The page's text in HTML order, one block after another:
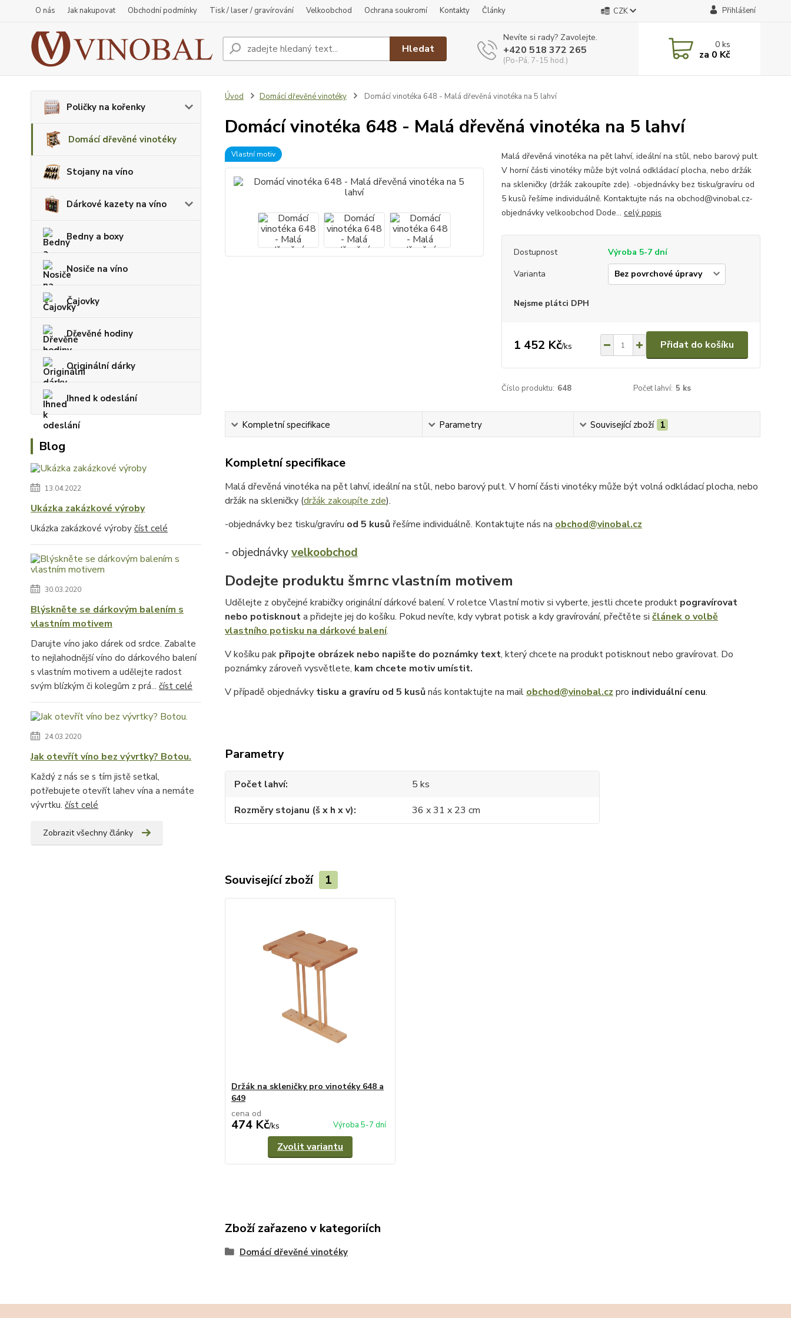
O nás Jak nakupovat Obchodní podmínky Tisk / laser / gravírování Velkoobchod Ochrana soukromí Kontakty Články CZK Přihlášení
Hledat
Nevíte si rady? Zavolejte.
+420 518 372 265
(Po-Pá, 7-15 hod.)
0ks
za 0 Kč
Poličky na kořenky
Domácí dřevěné vinotéky
Stojany na víno
Dárkové kazety na víno
Bedny a boxy
Nosiče na víno
Čajovky
Dřevěné hodiny
Originální dárky
Ihned k odeslání
Blog
13.04.2022
Ukázka zakázkové výroby
Ukázka zakázkové výroby číst celé
30.03.2020
Blýskněte se dárkovým balením s
vlastním motivem
Darujte víno jako dárek od srdce. Zabalte
to nejlahodnější víno do dárkového balení
s vlastním motivem a udělejte radost
svým blízkým či kolegům z prá... číst celé
24.03.2020
Jak otevřít víno bez vývrtky? Botou.
Každý z nás se s tím jistě setkal,
potřebujete otevřít lahev vína a nemáte
vývrtku. číst celé
Zobrazit všechny články
Úvod Domácí dřevěné vinotéky Domácí vinotéka 648 - Malá dřevěná vinotéka na 5 lahví
Domácí vinotéka 648 - Malá dřevěná vinotéka na 5 lahví
Vlastní motiv
Malá dřevěná vinotéka na pět lahví, ideální na stůl, nebo barový pult.
V horní části vinotéky může být volná odkládací plocha, nebo držák
na skleničky (držák zakoupíte zde). -objednávky bez tisku/gravíru od
5 kusů řešíme individuálně. Kontaktujte nás na obchod@vinobal.cz-
objednávky velkoobchod Dode... celý popis
Dostupnost
Výroba 5-7 dní
Varianta
Nejsme plátci DPH
1 452 Kč/ks Přidat do košíku
Číslo produktu: 648 Počet lahví: 5 ks
Kompletní specifikace Parametry Související zboží 1
Kompletní specifikace
Malá dřevěná vinotéka na pět lahví, ideální na stůl, nebo barový pult. V horní části vinotéky může být volná odkládací plocha, nebo
držák na skleničky (držák zakoupíte zde).
-objednávky bez tisku/gravíru od 5 kusůřešíme individuálně. Kontaktujte nás na obchod@vinobal.cz
- objednávkyvelkoobchod
Dodejte produktu šmrnc vlastním motivem
Udělejte z obyčejné krabičky originální dárkové balení. V roletce Vlastní motiv si vyberte, jestli chcete produkt pogravírovat
nebo potisknouta přidejte jej do košíku. Pokud nevíte, kdy vybrat potisk a kdy gravírování, přečtěte si článek o volbě
vlastního potisku na dárkové balení.
V košíku pak připojte obrázek nebo napište do poznámky text, který chcete na produkt potisknout nebo gravírovat. Do
poznámky zároveň vysvětlete, kam chcete motiv umístit.
V případě objednávky tisku a gravíru od 5 kusůnás kontaktujte na mail obchod@vinobal.cz pro individuální cenu.
Parametry
Počet lahví
5 ks
Rozměry stojanu (š x h x v)
36 x 31 x 23 cm
Související zboží 1
Držák na skleničky pro vinotéky 648 a
649
cena od
474 Kč/ks Výroba 5-7 dní
Zvolit variantu
Zboží zařazeno v kategoriích
Domácí dřevěné vinotéky